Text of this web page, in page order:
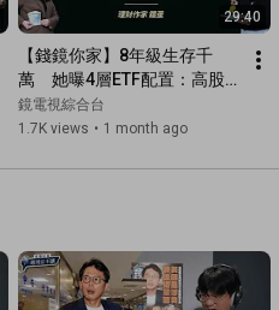
29:40
【錢鏡你家】8年級生存千
萬　她曝4層ETF配置：高股息
養現在、市值型賺未來 ft.鐵蛋
存錢日記 鐵蛋｜錢鏡你家｜鏡
台
鏡電視綜合台
1.7K views • 1 month ago